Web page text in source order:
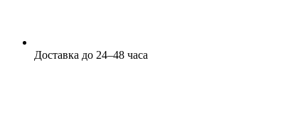
Доставка до 24–48 часа